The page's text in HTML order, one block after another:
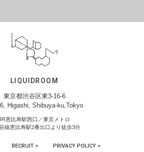
LIQUIDROOM
東京都渋谷区東3-16-6
Higashi, Shibuya-ku,Tokyo
恵比寿駅西口／東京メトロ
線恵比寿駅2番出口より徒歩3分
RECRUIT > PRIVACY POLICY >